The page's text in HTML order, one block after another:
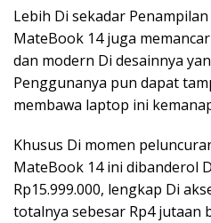
Lebih Di sekadar Penampilan
MateBook 14 juga
dan modern Di desainnya
Penggunanya pun dapat
membawa laptop ini
Khusus Di momen
MateBook 14 ini dibanderol
Rp15.999.000, lengkap Di
totalnya sebesar Rp4 jutaan